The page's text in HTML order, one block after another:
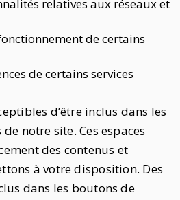
relatives aux réseaux et
de certains
de certains services
d’être inclus dans les
notre site. Ces espaces
des contenus et
à votre disposition. Des
dans les boutons de